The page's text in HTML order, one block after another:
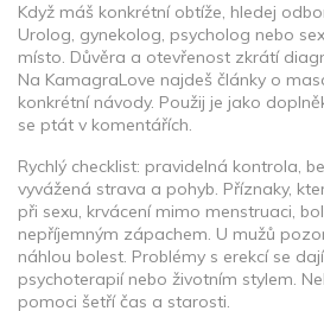
Když máš konkrétní obtíže, hledej
Urolog, gynekolog, psycholog nebo
místo. Důvěra a otevřenost zkrátí
Na KamagraLove najdeš články o
konkrétní návody. Použij je jako
se ptát v komentářích.
Rychlý checklist: pravidelná kontrola,
vyvážená strava a pohyb. Příznaky,
při sexu, krvácení mimo menstruaci,
nepříjemným zápachem. U mužů
náhlou bolest. Problémy s erekcí se
psychoterapií nebo životním stylem.
pomoci šetří čas a starosti.